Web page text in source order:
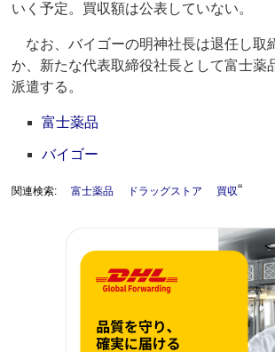
いく予定。買収額は公表していない。
なお、バイゴーの明神社長は退任し取
か、新たな代表取締役社長として富士薬
派遣する。
富士薬品
バイゴー
関連検索: 富士薬品 ドラッグストア 買収“